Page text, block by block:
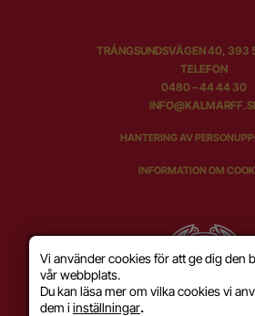
TRÅNGSUNDSVÄGEN 40, 393
TELEFON
0480 – 44 44 30
HANTERING AV
INFORMATION OM
Vi använder cookies för att ge dig den
vår webbplats.
Du kan läsa mer om vilka cookies vi
dem i inställningar.